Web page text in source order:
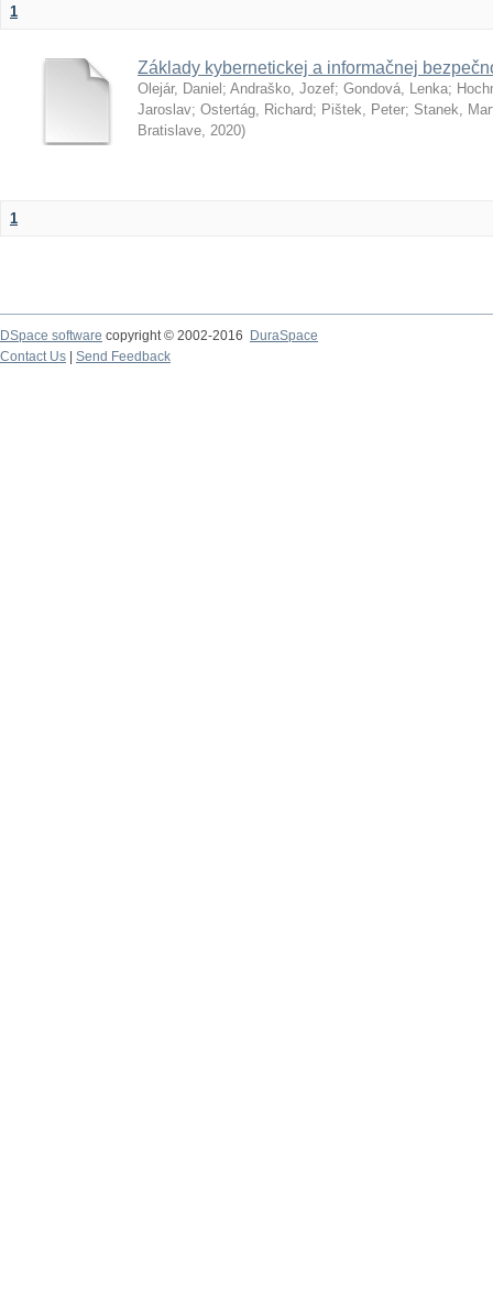
1
Základy kybernetickej a informačnej
Olejár, Daniel ; Andraško, Jozef; Gondová, Lenka;
Jaroslav; Ostertág, Richard; Pištek, Peter; Stanek,
Bratislave, 2020)
1
DSpace software copyright © 2002-2016
DuraSpace
Contact Us
Send Feedback